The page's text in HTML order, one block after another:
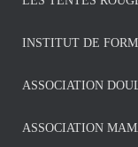
INSTITUT DE
ASSOCIATION
ASSOCIATION